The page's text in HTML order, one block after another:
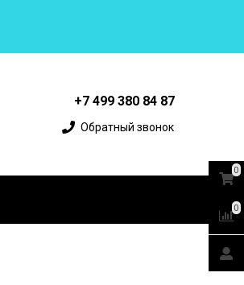
+7 499 380 84 87
Обратный звонок
0
0